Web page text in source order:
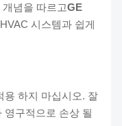
념을 따르고GE
시스템과 쉽게
용 하지 마십시오. 잘
영구적으로 손상 될